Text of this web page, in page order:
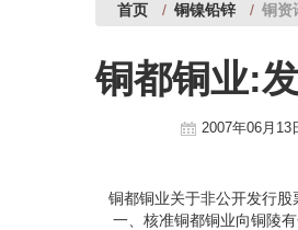
首页 / 铜镍铅锌 / 铜资
铜都铜业:
2007年06月13
铜都铜业关于非公开发行股
一、核准铜都铜业向铜陵有